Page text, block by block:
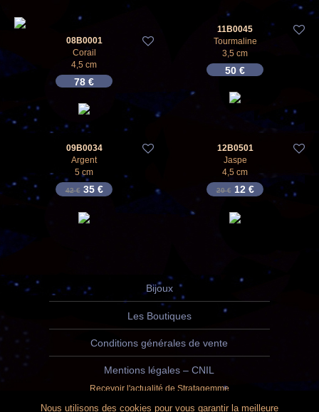
08B0001
Corail
4,5 cm
78 €
11B0045
Tourmaline
3,5 cm
50 €
09B0034
Argent
5 cm
42€ Le prix initial était : 42 €.
35 €Le prix actuel est : 35 €.
12B0501
Jaspe
4,5 cm
20€ Le prix initial était
12 €Le prix actuel
Bijoux
Les Boutiques
Conditions générales de vente
Mentions légales – CNIL
Recevoir l'actualité de Stratagemme
Nous utilisons des cookies pour vous garantir la meilleure